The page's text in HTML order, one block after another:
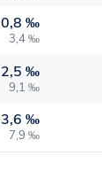
0,8 ‰
3,4 ‰
2,5 ‰
9,1 ‰
3,6 ‰
7,9 ‰